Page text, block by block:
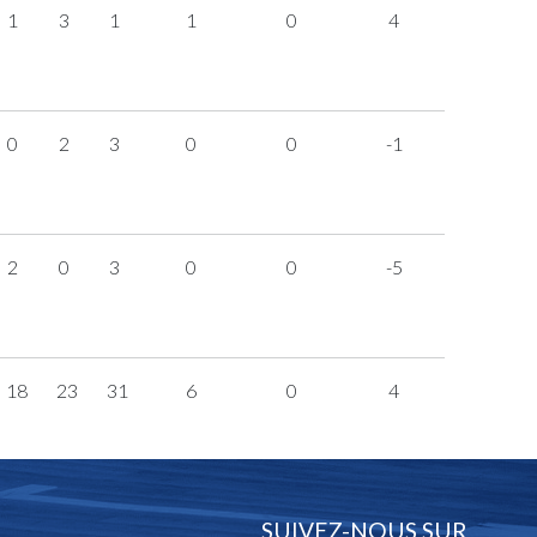
1 3 1 1 0 4
0 2 3 0 0 -1
2 0 3 0 0 -5
18 23 31 6 0 4
SUIVEZ-NOUS SUR